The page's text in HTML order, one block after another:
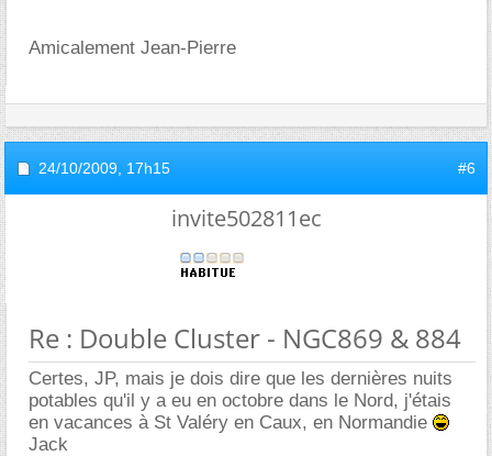
Amicalement Jean-Pierre
24/10/2009, 17h15 #6
invite502811ec
Re : Double Cluster - NGC869 & 884
Certes, JP, mais je dois dire que les dernières nuits
potables qu'il y a eu en octobre dans le Nord, j'étais
en vacances à St Valéry en Caux, en Normandie
Jack